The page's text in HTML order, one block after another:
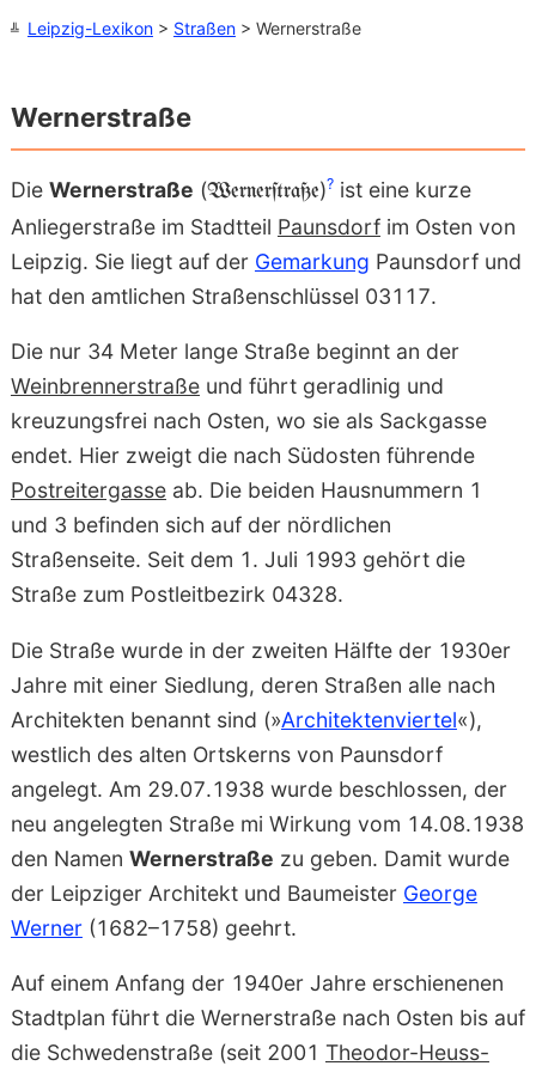
Leipzig-Lexikon> Straßen> Wernerstraße
Wernerstraße
Die Wernerstraße (Wernerſtraße)?ist eine kurze
Anliegerstraße im Stadtteil Paunsdorfim Osten von
Leipzig. Sie liegt auf der Gemarkung Paunsdorf und
hat den amtlichen Straßenschlüssel 03117.
Die nur 34 Meter lange Straße beginnt an der
Weinbrennerstraßeund führt geradlinig und
kreuzungsfrei nach Osten, wo sie als Sackgasse
endet. Hier zweigt die nach Südosten führende
Postreitergasseab. Die beiden Hausnummern 1
und 3 befinden sich auf der nördlichen
Straßenseite. Seit dem 1. Juli 1993 gehört die
Straße zum Postleitbezirk 04328.
Die Straße wurde in der zweiten Hälfte der 1930er
Jahre mit einer Siedlung, deren Straßen alle nach
Architekten benannt sind (»Architektenviertel«),
westlich des alten Ortskerns von Paunsdorf
angelegt. Am 29.07.1938 wurde beschlossen, der
neu angelegten Straße mi Wirkung vom 14.08.1938
den Namen Wernerstraße zu geben. Damit wurde
der Leipziger Architekt und Baumeister George
Werner(1682–1758) geehrt.
Auf einem Anfang der 1940er Jahre erschienenen
Stadtplan führt die Wernerstraße nach Osten bis auf
die Schwedenstraße (seit 2001 Theodor-Heuss-